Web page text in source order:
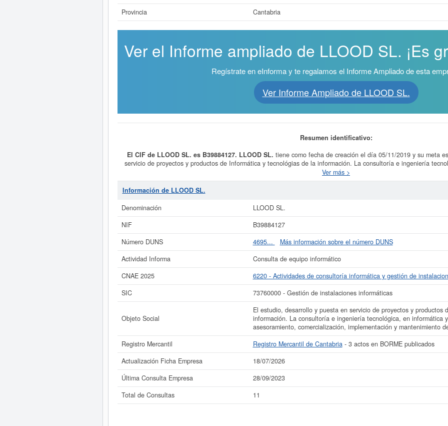
Provincia
Cantabria
Ver el Informe ampliado de LLOOD SL. ¡Es
Regístrate en eInforma y te regalamos el Informe Ampliado de esta
Ver Informe Ampliado de LLOOD SL.
Resumen identificativo:
El CIF de LLOOD SL. es B39884127. LLOOD SL. tiene como fecha de creación el día 05/11/2019 y su meta
servicio de proyectos y productos de Informática y tecnológias de la información. La consultoría e ingeniería
de la información y el asesoramiento, comercialización, implementación y mantenimiento de proyectos en las
del CNAE 6220 - Actividades de consultoría informática y gestión de instalaciones informáticas.LLOOD SL.
correspondiente a la actividad de Gestión de instalaciones informáticas. La última consulta de la ficha ha sido el
que esta empresa está situada es aproximadamente de 3.100 a 60.000 €. En el Registro Mercantil de Cantabria
Si está interesado en conocer más datos de la empresa LLOOD SL. puede
los resultados de sus años de actividad, así como los balances y cuentas de resultados
La última actualización del informe de empresa se ha realizado el 18/07/2026.
Ver más >
Información de LLOOD SL.
Denominación
LLOOD SL.
NIF
B39884127
Número DUNS
4695...
Más información sobre el número DUNS
Actividad Informa
Consulta de equipo informático
CNAE 2025
6220 - Actividades de consultoría informática y gestión de
SIC
73760000 - Gestión de instalaciones informáticas
Objeto Social
El estudio, desarrollo y puesta en servicio de proyectos y productos
información. La consultoría e ingeniería tecnológica, en informática
asesoramiento, comercialización, implementación y mantenimiento
Registro Mercantil
Registro Mercantil de Cantabria- 3 actos en BORME publicados
Actualización Ficha Empresa
18/07/2026
Última Consulta Empresa
28/09/2023
Total de Consultas
11